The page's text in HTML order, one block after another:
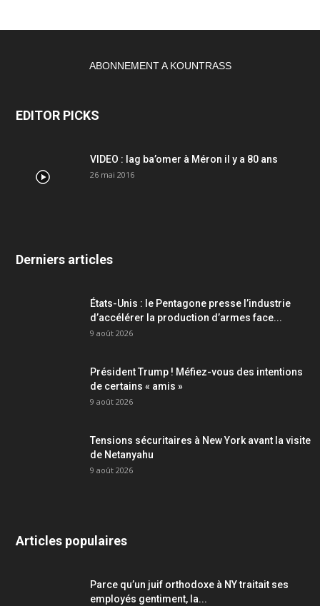
ABONNEMENT A KOUNTRASS
EDITOR PICKS
VIDEO : lag ba’omer à Méron il y a 80 ans
26 mai 2016
Derniers articles
États-Unis : le Pentagone presse l’industrie
d’accélérer la production d’armes face...
9 août 2026
Président Trump ! Méfiez-vous des intentions
de certains « amis »
9 août 2026
Tensions sécuritaires à New York avant la visite
de Netanyahu
9 août 2026
Articles populaires
Parce qu’un juif orthodoxe à NY traitait ses
employés gentiment, la...